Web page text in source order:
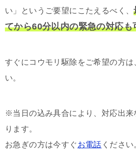
い」というご要望にこたえるべく、
てから60分以内の緊急の対応も
すぐにコウモリ駆除をご希望の方は
い。
※当日の込み具合により、対応出来
ります。
お急ぎの方は今すぐお電話 ください